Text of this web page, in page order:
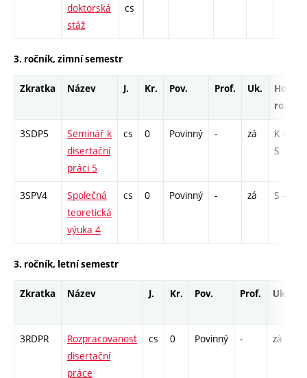
doktorská
stáž
cs
3. ročník, zimní semestr
Zkratka Název J. Kr. Pov. Prof. Uk.
Hod.
rozsah
3SDP5
Seminář k
disertační
práci 5
cs 0 Povinný - zá
K - 6 /
S - 6
3SPV4
Společná
teoretická
výuka 4
cs 0 Povinný - zá S - 12
3. ročník, letní semestr
Zkratka Název J. Kr. Pov. Prof. Uk.
3RDPR
Rozpracovanost
disertační
práce
cs 0 Povinný - zá